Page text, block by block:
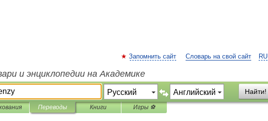
RU
Запомнить сайт Словарь на свой сайт
и энциклопедии на Академике
Найти!
Переводы Книги Игры ⚽